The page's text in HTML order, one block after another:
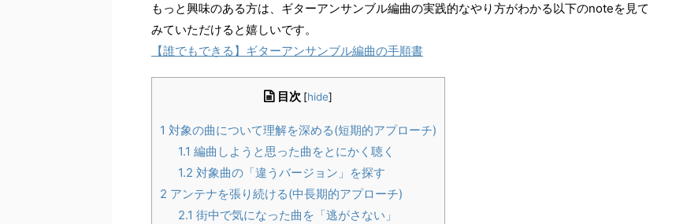
もっと興味のある方は、ギターアンサンブル編曲の実践的なやり方がわかる以下のnoteを見て
みていただけると嬉しいです。
【誰でもできる】ギターアンサンブル編曲の手順書
目次 [hide]
1 対象の曲について理解を深める(短期的アプローチ)
1.1 編曲しようと思った曲をとにかく聴く
1.2 対象曲の「違うバージョン」を探す
2 アンテナを張り続ける(中長期的アプローチ)
2.1 街中で気になった曲を「逃がさない」